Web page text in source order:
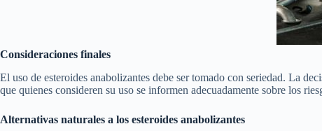
Consideraciones finales
El uso de esteroides anabolizantes debe ser tomado con seriedad. La
que quienes consideren su uso se informen adecuadamente sobre los
Alternativas naturales a los esteroides anabolizantes